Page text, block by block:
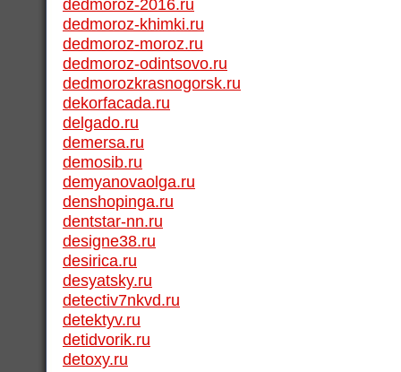
dedmoroz-2016.ru
dedmoroz-khimki.ru
dedmoroz-moroz.ru
dedmoroz-odintsovo.ru
dedmorozkrasnogorsk.ru
dekorfacada.ru
delgado.ru
demersa.ru
demosib.ru
demyanovaolga.ru
denshopinga.ru
dentstar-nn.ru
designe38.ru
desirica.ru
desyatsky.ru
detectiv7nkvd.ru
detektyv.ru
detidvorik.ru
detoxy.ru